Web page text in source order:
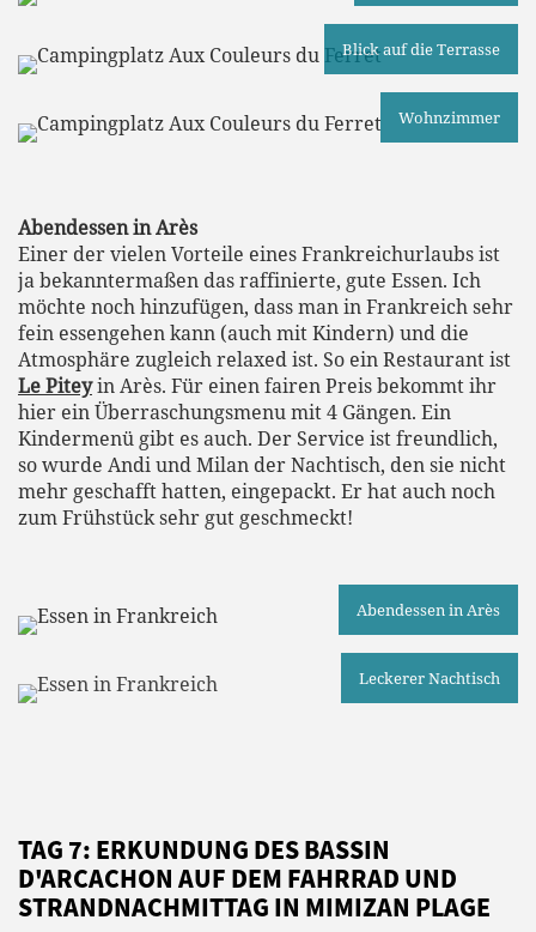
Blick auf die Terrasse
Wohnzimmer
Abendessen in Arès
Einer der vielen Vorteile eines Frankreichurlaubs ist
ja bekanntermaßen das raffinierte, gute Essen. Ich
möchte noch hinzufügen, dass man in Frankreich sehr
fein essengehen kann (auch mit Kindern) und die
Atmosphäre zugleich relaxed ist. So ein Restaurant ist
Le Piteyin Arès. Für einen fairen Preis bekommt ihr
hier ein Überraschungsmenu mit 4 Gängen. Ein
Kindermenü gibt es auch. Der Service ist freundlich,
so wurde Andi und Milan der Nachtisch, den sie nicht
mehr geschafft hatten, eingepackt. Er hat auch noch
zum Frühstück sehr gut geschmeckt!
Abendessen in Arès
Leckerer Nachtisch
TAG 7: ERKUNDUNG DES BASSIN
D'ARCACHON AUF DEM FAHRRAD UND
STRANDNACHMITTAG IN MIMIZAN PLAGE